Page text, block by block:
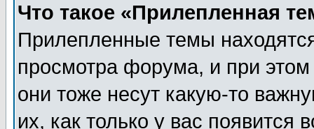
Что такое «Прилепленная
Прилепленные темы
просмотра форума, и при
они тоже несут какую-то
их, как только у вас появится